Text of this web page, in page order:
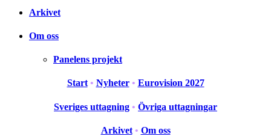
Arkivet
Om oss
Panelens projekt
Start • Nyheter • Eurovision 2027
Sveriges uttagning • Övriga uttagningar
Arkivet • Om oss